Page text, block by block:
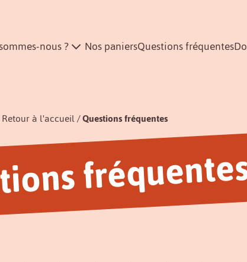
nous ? Nos paniersQuestions fréquentes
Retour à l'accueil Questions fréquentes